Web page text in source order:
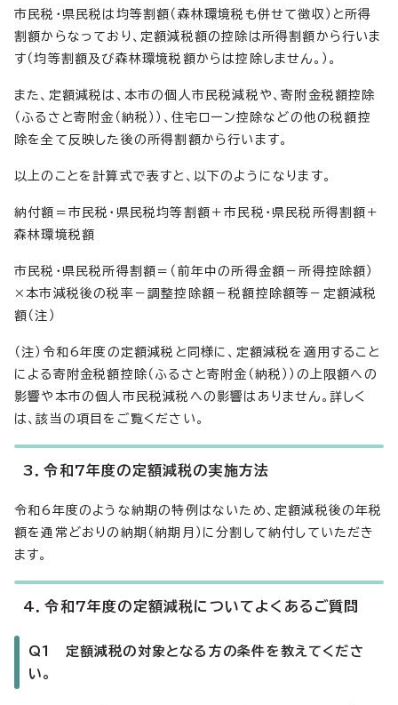
市民税・県民税は均等割額（森林環境税も併せて徴収）と所得
割額からなっており、定額減税額の控除は所得割額から行いま
す（均等割額及び森林環境税額からは控除しません。）。
また、定額減税は、本市の個人市民税減税や、寄附金税額控除
（ふるさと寄附金（納税））、住宅ローン控除などの他の税額控
除を全て反映した後の所得割額から行います。
以上のことを計算式で表すと、以下のようになります。
納付額＝市民税・県民税均等割額＋市民税・県民税所得割額＋
森林環境税額
市民税・県民税所得割額＝（前年中の所得金額－所得控除額）
×本市減税後の税率－調整控除額－税額控除額等－定額減税
額（注）
（注）令和6年度の定額減税と同様に、定額減税を適用すること
による寄附金税額控除（ふるさと寄附金（納税））の上限額への
影響や本市の個人市民税減税への影響はありません。詳しく
は、該当の項目をご覧ください。
3．令和7年度の定額減税の実施方法
令和6年度のような納期の特例はないため、定額減税後の年税
額を通常どおりの納期（納期月）に分割して納付していただき
ます。
4．令和7年度の定額減税についてよくあるご質問
Q1 定額減税の対象となる方の条件を教えてくださ
い。